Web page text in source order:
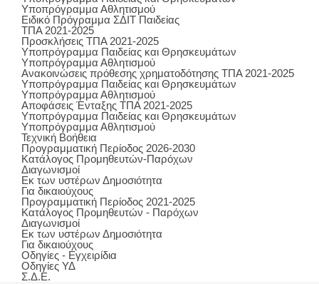
Υποπρόγραμμα Αθλητισμού
Ειδικό Πρόγραμμα ΣΔΙΤ Παιδείας
ΤΠΑ 2021-2025
Προσκλήσεις ΤΠΑ 2021-2025
Υποπρόγραμμα Παιδείας και Θρησκευμάτων
Υποπρόγραμμα Αθλητισμού
Ανακοινώσεις πρόθεσης χρηματοδότησης ΤΠΑ 2021-2025
Υποπρόγραμμα Παιδείας και Θρησκευμάτων
Υποπρόγραμμα Αθλητισμού
Αποφάσεις Ένταξης ΤΠΑ 2021-2025
Υποπρόγραμμα Παιδείας και Θρησκευμάτων
Υποπρόγραμμα Αθλητισμού
Τεχνική Βοήθεια
Προγραμματική Περίοδος 2026-2030
Κατάλογος Προμηθευτών-Παρόχων
Διαγωνισμοί
Εκ των υστέρων Δημοσιότητα
Για δικαιούχους
Προγραμματική Περίοδος 2021-2025
Κατάλογος Προμηθευτών - Παρόχων
Διαγωνισμοί
Εκ των υστέρων Δημοσιότητα
Για δικαιούχους
Οδηγίες - Εγχειρίδια
Οδηγίες ΥΔ
Σ.Δ.Ε.